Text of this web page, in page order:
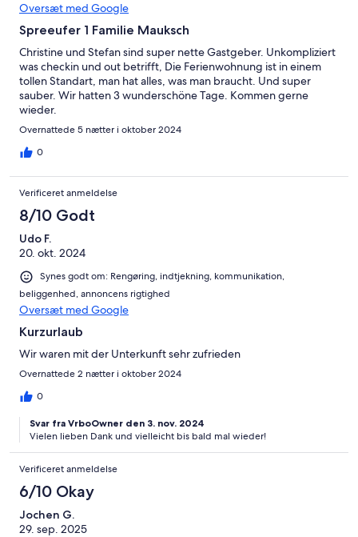
Oversæt med Google
Spreeufer 1 Familie Mauksch
Christine und Stefan sind super nette Gastgeber. Unkompliziert
was checkin und out betrifft, Die Ferienwohnung ist in einem
tollen Standart, man hat alles, was man braucht. Und super
sauber. Wir hatten 3 wunderschöne Tage. Kommen gerne
wieder.
Overnattede 5 nætter i oktober 2024
0
Verificeret anmeldelse
8/10 Godt
Udo F.
20. okt. 2024
Synes godt om: Rengøring, indtjekning, kommunikation,
beliggenhed, annoncens rigtighed
Oversæt med Google
Kurzurlaub
Wir waren mit der Unterkunft sehr zufrieden
Overnattede 2 nætter i oktober 2024
0
Svar fra VrboOwner den 3. nov. 2024
Vielen lieben Dank und vielleicht bis bald mal wieder!
Verificeret anmeldelse
6/10 Okay
Jochen G.
29. sep. 2025